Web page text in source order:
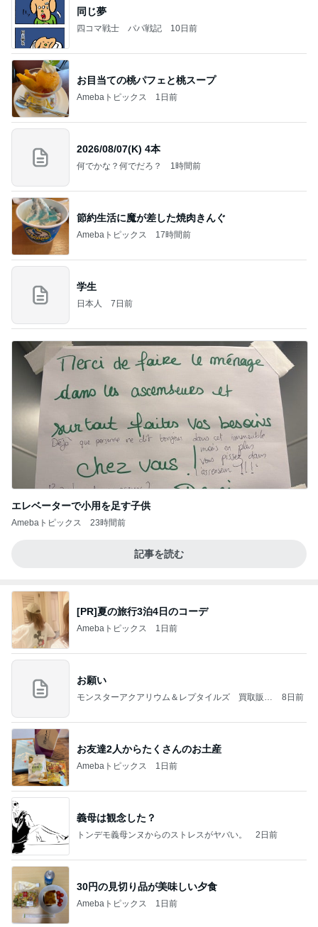
同じ夢
四コマ戦士 パパ戦記 10日前
お目当ての桃パフェと桃スープ
Amebaトピックス 1日前
2026/08/07(K) 4本
何でかな？何でだろ？ 1時間前
節約生活に魔が差した焼肉きんぐ
Amebaトピックス 17時間前
学生
日本人 7日前
エレベーターで小用を足す子供
Amebaトピックス 23時間前
記事を読む
[PR]夏の旅行3泊4日のコーデ
Amebaトピックス 1日前
お願い
モンスターアクアリウム＆レプタイルズ 買取販売
8日前
お友達2人からたくさんのお土産
Amebaトピックス 1日前
義母は観念した？
トンデモ義母ンヌからのストレスがヤバい。 2日前
30円の見切り品が美味しい夕食
Amebaトピックス 1日前